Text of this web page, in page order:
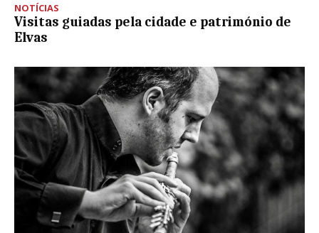
NOTÍCIAS
Visitas guiadas pela cidade e património de
Elvas